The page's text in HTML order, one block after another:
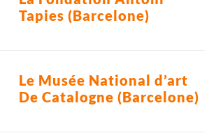
Tapies (Barcelone)
Le Musée National d’art
De Catalogne (Barcelone)